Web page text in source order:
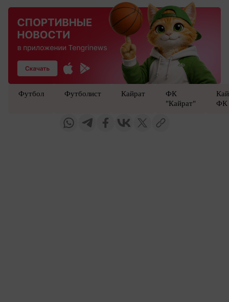
Футбол Футболист Кайрат
ФК
"Кайрат"
ФК